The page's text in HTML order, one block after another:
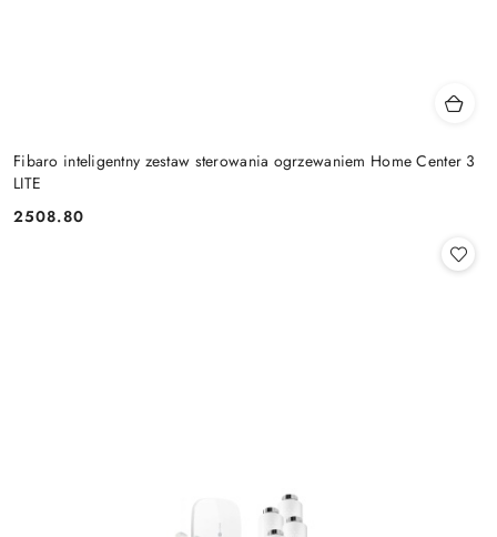
Fibaro inteligentny zestaw sterowania ogrzewaniem Home Center 3
LITE
Cena:
2508.80